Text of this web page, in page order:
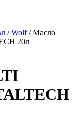
/Wolf/ Масло
20л